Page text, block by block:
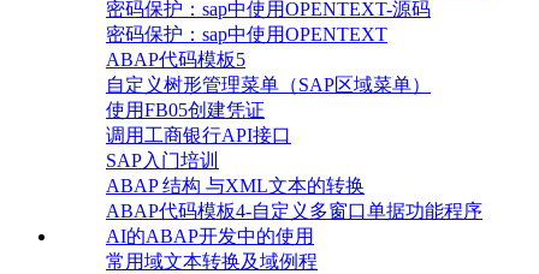
密码保护：sap中使用OPENTEXT-源码
密码保护：sap中使用OPENTEXT
ABAP代码模板5
自定义树形管理菜单（SAP区域菜单）
使用FB05创建凭证
调用工商银行API接口
SAP入门培训
ABAP 结构 与XML文本的转换
ABAP代码模板4-自定义多窗口单据功能程序
AI的ABAP开发中的使用
常用域文本转换及域例程